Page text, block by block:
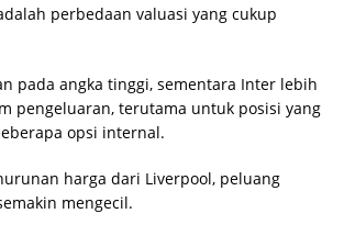
perbedaan valuasi yang cukup
pada angka tinggi, sementara Inter lebih
pengeluaran, terutama untuk posisi yang
opsi internal.
harga dari Liverpool, peluang
mengecil.